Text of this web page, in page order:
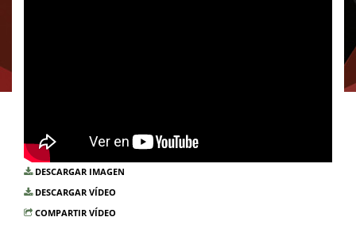
DESCARGAR IMAGEN
DESCARGAR VÍDEO
COMPARTIR VÍDEO